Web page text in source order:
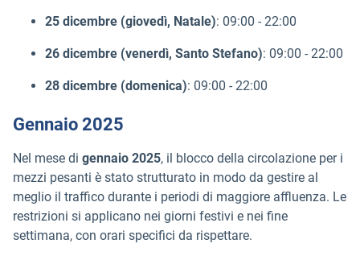
25 dicembre (giovedì, Natale): 09:00 - 22:00
26 dicembre (venerdì, Santo Stefano): 09:00 - 22:00
28 dicembre (domenica): 09:00 - 22:00
Gennaio 2025
Nel mese di gennaio 2025, il blocco della circolazione per i
mezzi pesanti è stato strutturato in modo da gestire al
meglio il traffico durante i periodi di maggiore affluenza. Le
restrizioni si applicano nei giorni festivi e nei fine
settimana, con orari specifici da rispettare.